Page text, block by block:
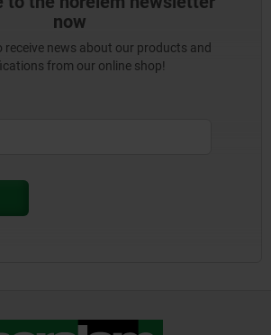
now
receive news about our products and
from our online shop!